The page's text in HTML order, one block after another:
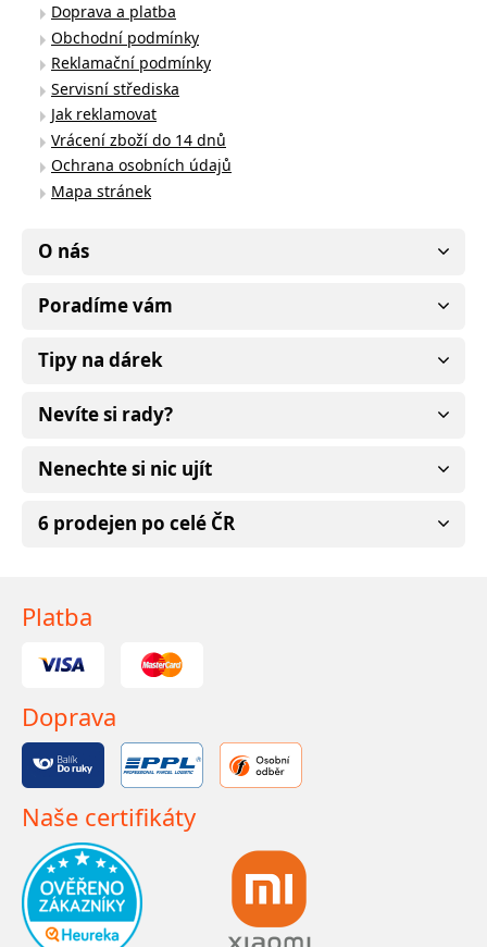
Doprava a platba
Obchodní podmínky
Reklamační podmínky
Servisní střediska
Jak reklamovat
Vrácení zboží do 14 dnů
Ochrana osobních údajů
Mapa stránek
O nás
Poradíme vám
Tipy na dárek
Nevíte si rady?
Nenechte si nic ujít
6 prodejen po celé ČR
Platba
Doprava
Naše certifikáty